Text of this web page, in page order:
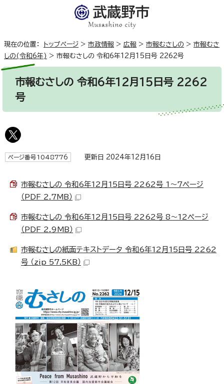
現在の位置： トップページ > 市政情報 > 広報 > 市報むさしの > 市報むさ
しの(令和6年) > 市報むさしの 令和6年12月15日号 2262号
市報むさしの 令和6年12月15日号 2262
号
ページ番号1048776 更新日 2024年12月16日
市報むさしの 令和6年12月15日号 2262号 1～7ページ
（PDF 2.7MB）
市報むさしの 令和6年12月15日号 2262号 8～12ページ
（PDF 2.9MB）
市報むさしの紙面テキストデータ 令和6年12月15日号 2262
号 （zip 57.5KB）